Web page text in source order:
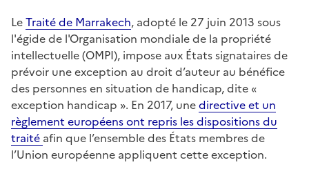
LeTraité de Marrakech, adopté le 27 juin 2013 sous
l'égide de l'Organisation mondiale de la propriété
intellectuelle (OMPI), impose aux États signataires de
prévoir une exception au droit d’auteur au bénéfice
des personnes en situation de handicap, dite «
exception handicap ». En 2017, unedirective et un
règlement européens ont repris les dispositions du
traité afin que l’ensemble des États membres de
l’Union européenne appliquent cette exception.